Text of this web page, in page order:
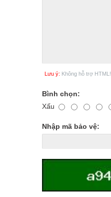
Lưu ý: Không hỗ trợ HTML!
Bình chọn:
Xấu
Nhập mã bảo vệ: